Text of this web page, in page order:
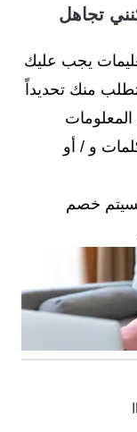
تجاهل
يجب عليك
تطلب منك تحديداً
إليك - مثل "ما لا يزيد عن 3 كلمات و / أو
خصم